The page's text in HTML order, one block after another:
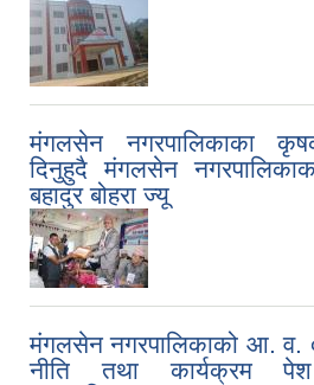
मंगलसेन नगरपालिकाका
दिनुहुदै मंगलसेन
बहादुर बोहरा ज्यू
मंगलसेन नगरपालिकाको आ. व.
नीति तथा कार्यक्रम